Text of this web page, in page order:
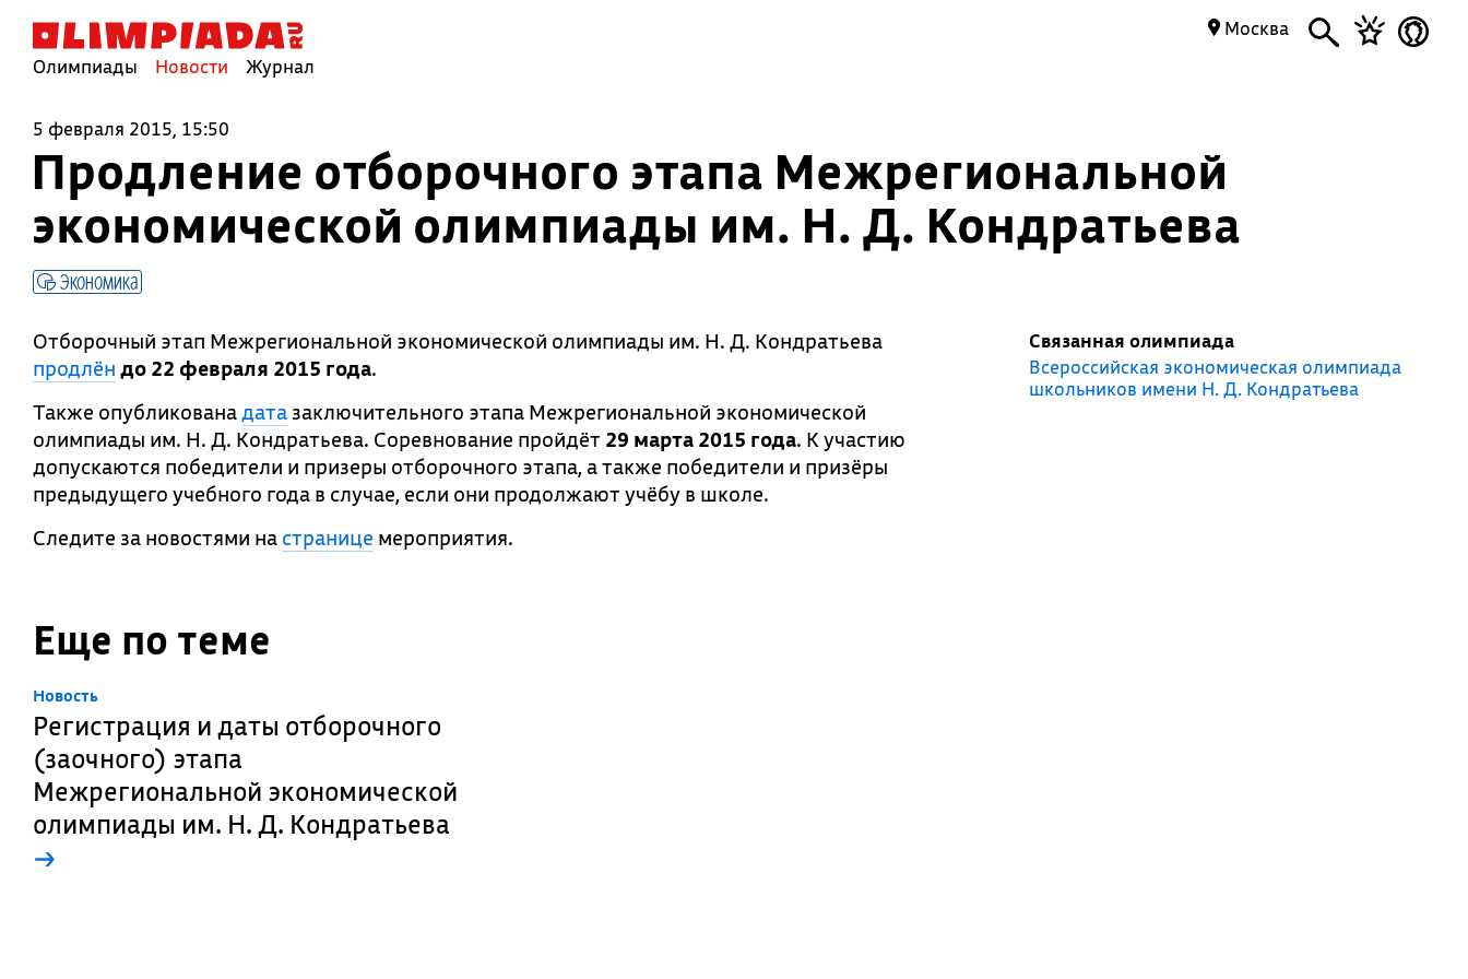
Олимпиады Новости Журнал
Москва
5 февраля 2015, 15:50
Продление отборочного этапа Межрегиональной
экономической олимпиады им. Н. Д. Кондратьева
Экономика
Отборочный этап Межрегиональной экономической олимпиады им. Н. Д. Кондратьева
продлён до 22 февраля 2015 года.
Также опубликованадата заключительного этапа Межрегиональной экономической
олимпиады им. Н. Д. Кондратьева. Соревнование пройдёт 29 марта 2015 года. К участию
допускаются победители и призеры отборочного этапа, а также победители и призёры
предыдущего учебного года в случае, если они продолжают учёбу в школе.
Следите за новостями на странице мероприятия.
Связанная олимпиада
Всероссийская экономическая олимпиада
школьников имени Н. Д. Кондратьева
Еще по теме
Новость
Регистрация и даты отборочного
(заочного) этапа
Межрегиональной экономической
олимпиады им. Н. Д. Кондратьева
→